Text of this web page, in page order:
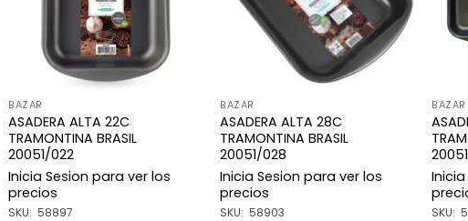
BAZAR
ASADERA ALTA 22C
TRAMONTINA BRASIL
20051/022
Inicia Sesion para ver los
precios
SKU: 58897
BAZAR
ASADERA ALTA 28C
TRAMONTINA BRASIL
20051/028
Inicia Sesion para ver los
precios
SKU: 58903
BAZAR
SKU: